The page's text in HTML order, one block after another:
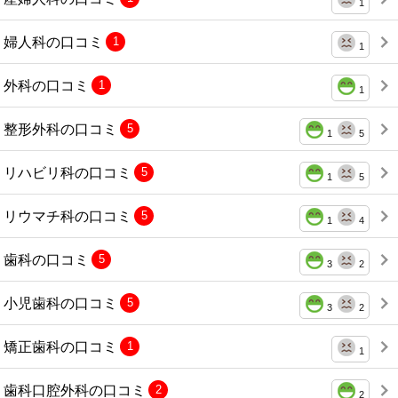
1
婦人科の口コミ 1
1
外科の口コミ 1
1
整形外科の口コミ 1 5
5
リハビリ科の口コミ 1 5
5
リウマチ科の口コミ 1 4
5
歯科の口コミ 3 2
5
小児歯科の口コミ 3 2
5
矯正歯科の口コミ 1
1
歯科口腔外科の口コミ 2
2